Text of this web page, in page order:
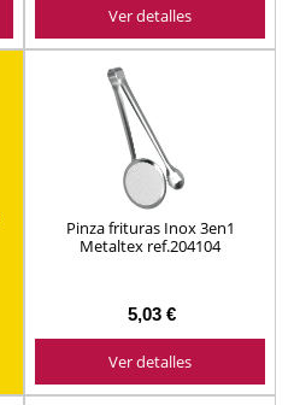
Ver detalles
Pinza frituras Inox 3en1
Metaltex ref.204104
5,03 €
Ver detalles